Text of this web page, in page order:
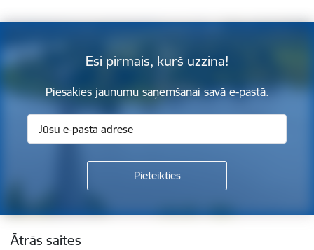
Esi pirmais, kurš uzzina!
Piesakies jaunumu saņemšanai savā e-pastā.
Kājene
Ātrās saites